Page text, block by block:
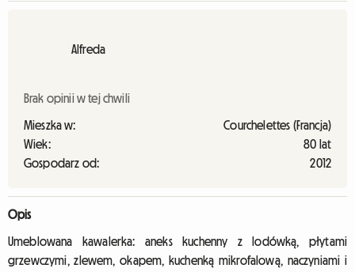
Alfreda
Brak opinii w tej chwili
Mieszka w:
Courchelettes (Francja)
Wiek:
80 lat
Gospodarz od:
2012
Opis
Umeblowana kawalerka: aneks kuchenny z lodówką, płytami
grzewczymi, zlewem, okapem, kuchenką mikrofalową, naczyniami i